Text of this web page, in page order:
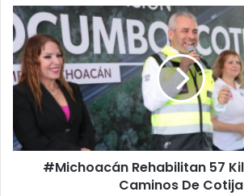
#Michoacán
Rehabilitan
57
Kilómetros
En
Caminos
Cotija
#Michoacán Rehabilitan 57
Caminos De Cotija